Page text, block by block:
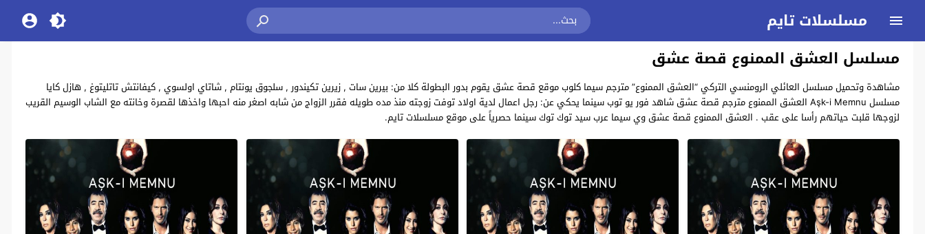
مسلسلات تايم
مسلسل العشق الممنوع قصة عشق
مشاهدة وتحميل مسلسل العائلي الرومنسي التركي “العشق الممنوع” مترجم سيما كلوب موقع قصة عشق يقوم بدور البطولة كلا من: بيرين سات , زيرين تكيندور , سلجوق يونتام , شاتاي اولسوي , كيفانتش تاتليتوغ , هازل كايا
مسلسل Aşk-i Memnu العشق الممنوع مترجم قصة عشق شاهد فور يو توب سينما يحكي عن: رجل اعمال لدية اولاد توفت زوجته منذ مده طويله فقرر الزواج من شابه اصغر منه احبها واخذها لقصرة وخانته مع الشاب الوسيم القريب
لزوجها قلبت حياتهم رأسا على عقب . العشق الممنوع قصة عشق وي سيما عرب سيد توك توك سينما حصرياً على موقع مسلسلات تايم.